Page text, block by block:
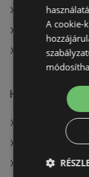
A(z)
A(z) Penny-
A(z) Aldi
Hasonló
A(z) Auchan
A(z) Family
A(z) Müller
A cookie-